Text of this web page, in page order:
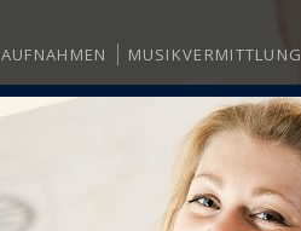
AUFNAHMEN MUSIKVERMITTLUNG